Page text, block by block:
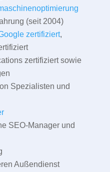
(seit 2004)
zertifiziert,
zertifiziert sowie
Spezialisten und
SEO-Manager und
Außendienst